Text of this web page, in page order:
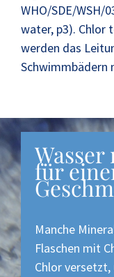
WHO/SDE/WSH/
water, p3). Chlor
werden das
Schwimmbädern
für
Manche
Flaschen mit
Chlor